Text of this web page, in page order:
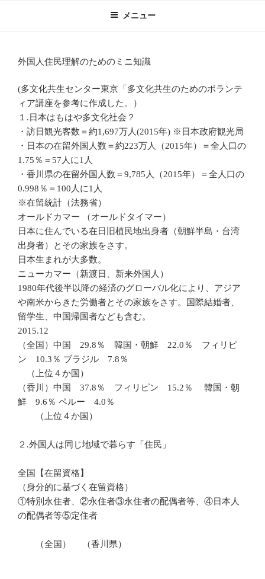
メニュー
外国人住民理解のためのミニ知識
(多文化共生センター東京「多文化共生のためのボランテ
ィア講座を参考に作成した。）
１.日本はもはや多文化社会？
・訪日観光客数＝約1,697万人(2015年) ※日本政府観光局
・日本の在留外国人数＝約223万人（2015年）＝全人口の
1.75％＝57人に1人
・香川県の在留外国人数＝9,785人（2015年）＝全人口の
0.998％＝100人に1人
※在留統計（法務省）
オールドカマー （オールドタイマー）
日本に住んでいる在日旧植民地出身者（朝鮮半島・台湾
出身者）とその家族をさす。
日本生まれが大多数。
ニューカマー（新渡日、新来外国人）
1980年代後半以降の経済のグローバル化により、アジア
や南米からきた労働者とその家族をさす。国際結婚者、
留学生、中国帰国者なども含む。
2015.12
（全国）中国 29.8％ 韓国・朝鮮 22.0％ フィリピ
ン 10.3％ ブラジル 7.8％
（上位４か国）
（香川）中国 37.8％ フィリピン 15.2％ 韓国・朝
鮮 9.6％ ペルー 4.0％
（上位４か国）
２.外国人は同じ地域で暮らす「住民」
全国【在留資格】
（身分的に基づく在留資格）
①特別永住者、②永住者③永住者の配偶者等、④日本人
の配偶者等⑤定住者
（全国） （香川県）